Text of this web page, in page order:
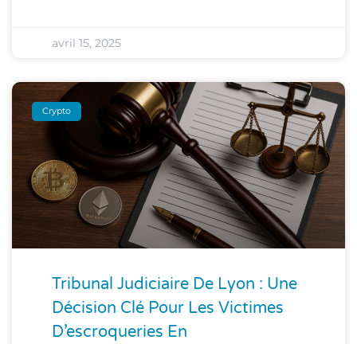
avril 15, 2025
Crypto
Tribunal Judiciaire De Lyon : Une
Décision Clé Pour Les Victimes
D’escroqueries En